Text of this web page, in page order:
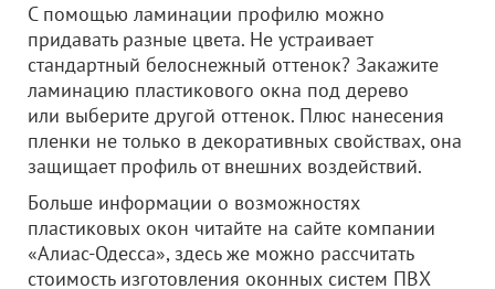
С помощью ламинации профилю можно
придавать разные цвета. Не устраивает
стандартный белоснежный оттенок? Закажите
ламинацию пластикового окна под дерево
или выберите другой оттенок. Плюс нанесения
пленки не только в декоративных свойствах, она
защищает профиль от внешних воздействий.
Больше информации о возможностях
пластиковых окон читайте на сайте компании
«Алиас-Одесса», здесь же можно рассчитать
стоимость изготовления оконных систем ПВХ